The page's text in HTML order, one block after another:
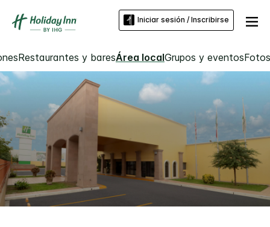
Iniciar sesión / Inscribirse
Restaurantes y baresÁrea localGrupos y eventosFotos